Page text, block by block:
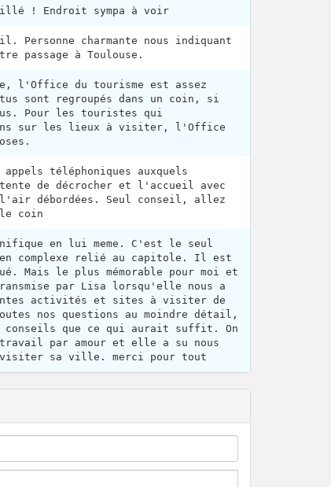
! Endroit sympa à voir
Personne charmante nous indiquant
passage à Toulouse.
l'Office du tourisme est assez
sont regroupés dans un coin, si
Pour les touristes qui
sur les lieux à visiter, l'Office
téléphoniques auxquels
de décrocher et l'accueil avec
l'air débordées. Seul conseil, allez
coin
en lui meme. C'est le seul
complexe relié au capitole. Il est
Mais le plus mémorable pour moi et
par Lisa lorsqu'elle nous a
activités et sites à visiter de
nos questions au moindre détail,
conseils que ce qui aurait suffit. On
par amour et elle a su nous
visiter sa ville. merci pour tout